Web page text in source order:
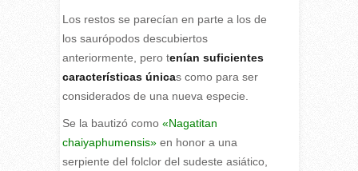
Los restos se parecían en parte a los de
los saurópodos descubiertos
anteriormente, pero tenían suficientes
características únicas como para ser
considerados de una nueva especie.
Se la bautizó como «Nagatitan
chaiyaphumensis»en honor a una
serpiente del folclor del sudeste asiático,